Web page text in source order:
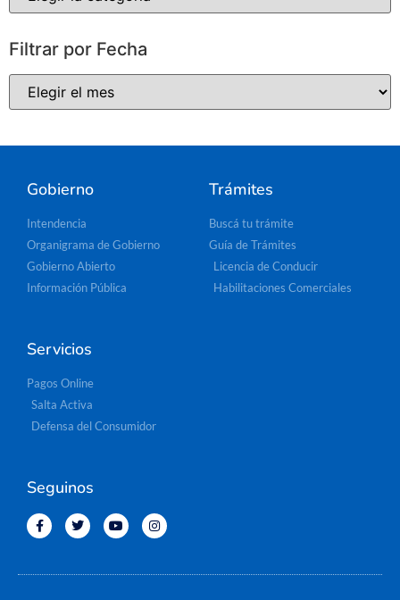
Filtrar por Fecha
Gobierno
Intendencia
Organigrama de Gobierno
Gobierno Abierto
Información Pública
Trámites
Buscá tu trámite
Guía de Trámites
Licencia de Conducir
Habilitaciones Comerciales
Servicios
Pagos Online
Salta Activa
Defensa del Consumidor
Seguinos